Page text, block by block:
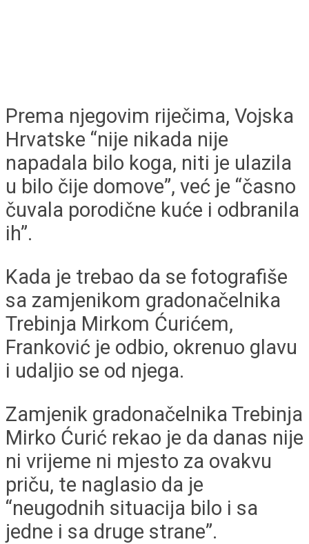
Prema njegovim riječima, Vojska
Hrvatske “nije nikada nije
napadala bilo koga, niti je ulazila
u bilo čije domove”, već je “časno
čuvala porodične kuće i odbranila
ih”.
Kada je trebao da se fotografiše
sa zamjenikom gradonačelnika
Trebinja Mirkom Ćurićem,
Franković je odbio, okrenuo glavu
i udaljio se od njega.
Zamjenik gradonačelnika Trebinja
Mirko Ćurić rekao je da danas nije
ni vrijeme ni mjesto za ovakvu
priču, te naglasio da je
“neugodnih situacija bilo i sa
jedne i sa druge strane”.